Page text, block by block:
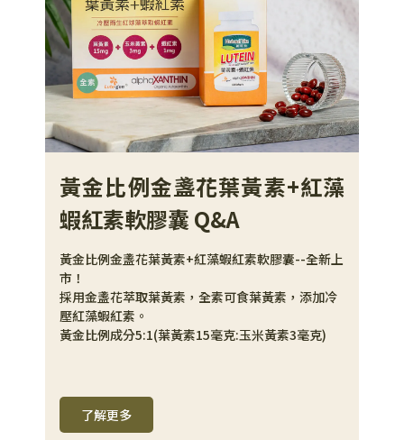
黃金比例金盞花葉黃素+紅藻
蝦紅素軟膠囊 Q&A
黃金比例金盞花葉黃素+紅藻蝦紅素軟膠囊--全新上
市！
採用金盞花萃取葉黃素，全素可食葉黃素，添加冷
壓紅藻蝦紅素。
黃金比例成分5:1(葉黃素15毫克:玉米黃素3毫克)
了解更多